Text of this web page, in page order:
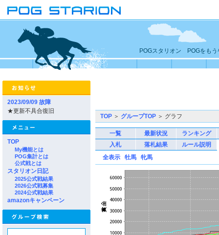
POGスタリオン POGをもう
2023/09/09 故障
★更新不具合復旧
TOP
My機能とは
POG集計とは
公式戦とは
スタリオン日記
2025公式戦結果
2026公式戦募集
2024公式戦結果
amazonキャンペーン
TOP ＞ グループTOP ＞ グラフ
一覧 最新状況
ランキング
入札
落札結果
ルール説明
全表示
牡馬 牝馬